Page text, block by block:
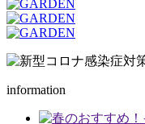
information